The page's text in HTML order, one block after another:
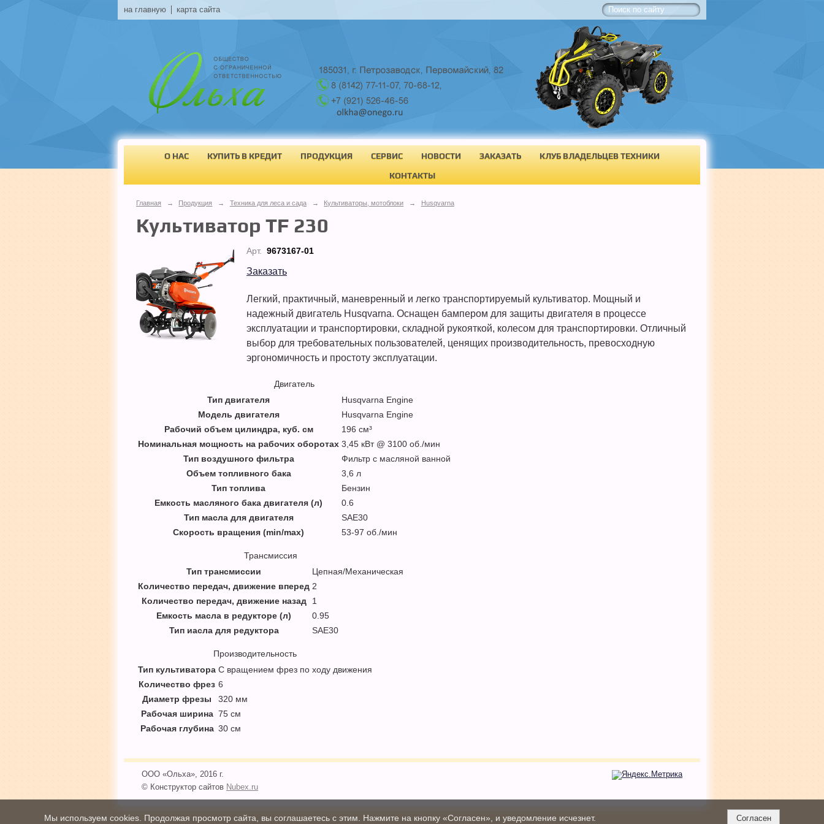
на главную карта сайта
О НАС КУПИТЬ В КРЕДИТ ПРОДУКЦИЯ СЕРВИС НОВОСТИ ЗАКАЗАТЬ
КЛУБ ВЛАДЕЛЬЦЕВ ТЕХНИКИ
КОНТАКТЫ
Главная → Продукция → Техника для леса и сада → Культиваторы, мотоблоки → Husqvarna
Культиватор TF 230
Арт. 9673167-01
Заказать
Легкий, практичный, маневренный и легко транспортируемый культиватор. Мощный и
надежный двигатель Husqvarna. Оснащен бампером для защиты двигателя в процессе
эксплуатации и транспортировки, складной рукояткой, колесом для транспортировки. Отличный
выбор для требовательных пользователей, ценящих производительность, превосходную
эргономичность и простоту эксплуатации.
Двигатель
Тип двигателя
Husqvarna Engine
Модель двигателя
Husqvarna Engine
Рабочий объем цилиндра, куб. см
196 см³
Номинальная мощность на рабочих оборотах 3,45 кВт @ 3100 об./мин
Тип воздушного фильтра
Фильтр с масляной ванной
Объем топливного бака
3,6 л
Тип топлива
Бензин
Емкость масляного бака двигателя (л)
0.6
Тип масла для двигателя
SAE30
Скорость вращения (min/max)
53-97 об./мин
Трансмиссия
Тип трансмиссии
Цепная/Механическая
Количество передач, движение вперед 2
Количество передач, движение назад
1
Емкость масла в редукторе (л)
0.95
Тип иасла для редуктора
SAE30
Производительность
Тип культиватора С вращением фрез по ходу движения
Количество фрез 6
Диаметр фрезы
320 мм
Рабочая ширина 75 см
Рабочая глубина 30 см
ООО «Ольха», 2016 г.
© Конструктор сайтов Nubex.ru
Мы используем cookies. Продолжая просмотр сайта, вы соглашаетесь с этим. Нажмите на кнопку «Согласен», и уведомление исчезнет. Согласен